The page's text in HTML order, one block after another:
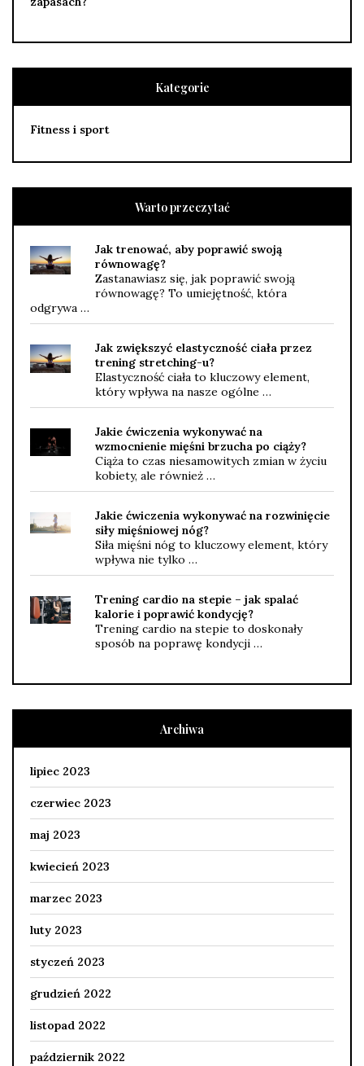
Kategorie
Fitness i sport
Warto przeczytać
Jak trenować, aby poprawić swoją
równowagę?
Zastanawiasz się, jak poprawić swoją
równowagę? To umiejętność, która
odgrywa …
Jak zwiększyć elastyczność ciała przez
trening stretching-u?
Elastyczność ciała to kluczowy element,
który wpływa na nasze ogólne …
Jakie ćwiczenia wykonywać na
wzmocnienie mięśni brzucha po ciąży?
Ciąża to czas niesamowitych zmian w życiu
kobiety, ale również …
Jakie ćwiczenia wykonywać na rozwinięcie
siły mięśniowej nóg?
Siła mięśni nóg to kluczowy element, który
wpływa nie tylko …
Trening cardio na stepie – jak spalać
kalorie i poprawić kondycję?
Trening cardio na stepie to doskonały
sposób na poprawę kondycji …
Archiwa
lipiec 2023
czerwiec 2023
maj 2023
kwiecień 2023
marzec 2023
luty 2023
styczeń 2023
grudzień 2022
listopad 2022
październik 2022